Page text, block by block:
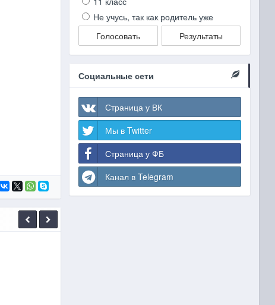
Не учусь, так как родитель уже
Голосовать
Результаты
Социальные сети
Страница у ВК
Мы в Twitter
Страница у ФБ
Канал в Telegram